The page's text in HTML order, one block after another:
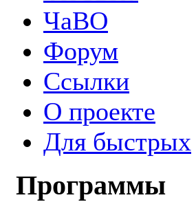
ЧаВО
Форум
Ссылки
О проекте
Для быстрых
Программы